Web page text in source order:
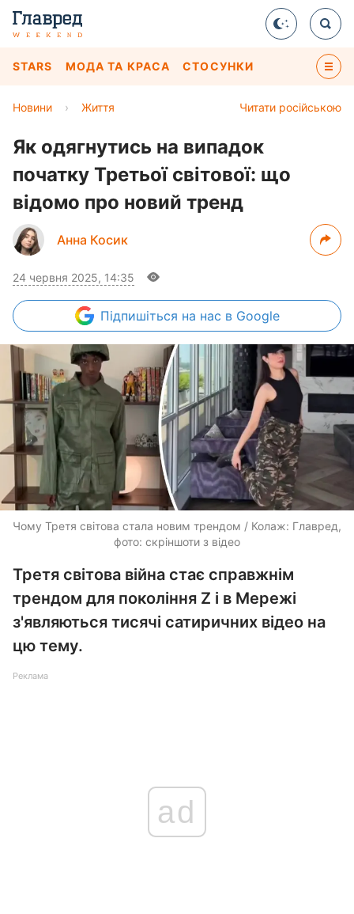
STARS МОДА ТА КРАСА СТОСУНКИ
Читати російською
Новини › Життя
Як одягнутись на випадок
початку Третьої світової: що
відомо про новий тренд
Анна Косик
24 червня 2025, 14:35
Підпишіться на нас в Google
Чому Третя світова стала новим трендом / Колаж: Главред,
фото: скріншоти з відео
Третя світова війна стає справжнім
трендом для покоління Z і в Мережі
з'являються тисячі сатиричних відео на
цю тему.
Реклама
ad